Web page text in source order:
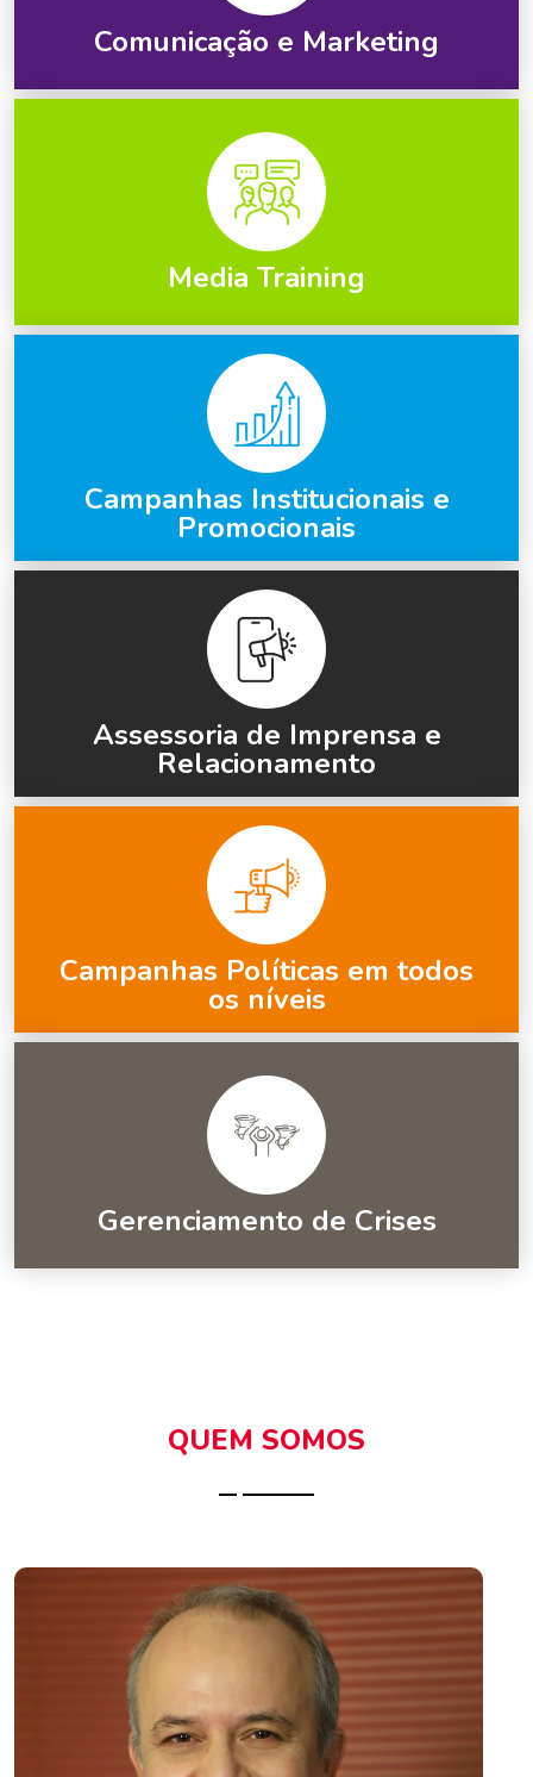
Comunicação e Marketing
Media Training
Campanhas Institucionais e
Promocionais
Assessoria de Imprensa e
Relacionamento
Campanhas Políticas em todos
os níveis
Gerenciamento de Crises
QUEM SOMOS